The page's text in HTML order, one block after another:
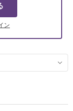
ン